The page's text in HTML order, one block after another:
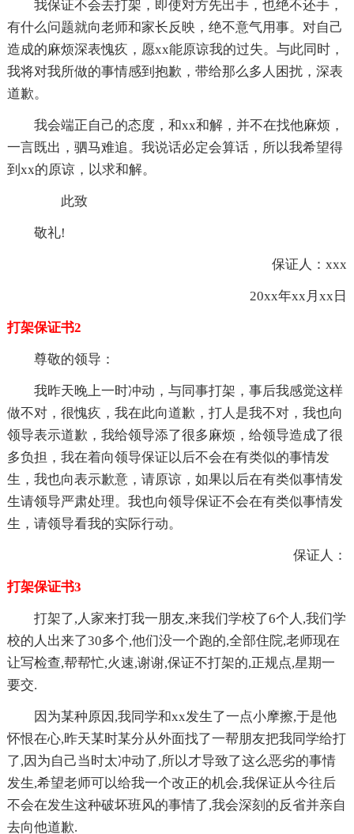
我保证不会去打架，即使对方先出手，也绝不还手，
有什么问题就向老师和家长反映，绝不意气用事。对自己
造成的麻烦深表愧疚，愿xx能原谅我的过失。与此同时，
我将对我所做的事情感到抱歉，带给那么多人困扰，深表
道歉。
我会端正自己的态度，和xx和解，并不在找他麻烦，
一言既出，驷马难追。我说话必定会算话，所以我希望得
到xx的原谅，以求和解。
此致
敬礼!
保证人：xxx
20xx年xx月xx日
打架保证书2
尊敬的领导：
我昨天晚上一时冲动，与同事打架，事后我感觉这样
做不对，很愧疚，我在此向道歉，打人是我不对，我也向
领导表示道歉，我给领导添了很多麻烦，给领导造成了很
多负担，我在着向领导保证以后不会在有类似的事情发
生，我也向表示歉意，请原谅，如果以后在有类似事情发
生请领导严肃处理。我也向领导保证不会在有类似事情发
生，请领导看我的实际行动。
保证人：
打架保证书3
打架了,人家来打我一朋友,来我们学校了6个人,我们学
校的人出来了30多个,他们没一个跑的,全部住院,老师现在
让写检查,帮帮忙,火速,谢谢,保证不打架的,正规点,星期一
要交.
因为某种原因,我同学和xx发生了一点小摩擦,于是他
怀恨在心,昨天某时某分从外面找了一帮朋友把我同学给打
了,因为自己当时太冲动了,所以才导致了这么恶劣的事情
发生,希望老师可以给我一个改正的机会,我保证从今往后
不会在发生这种破坏班风的事情了,我会深刻的反省并亲自
去向他道歉.